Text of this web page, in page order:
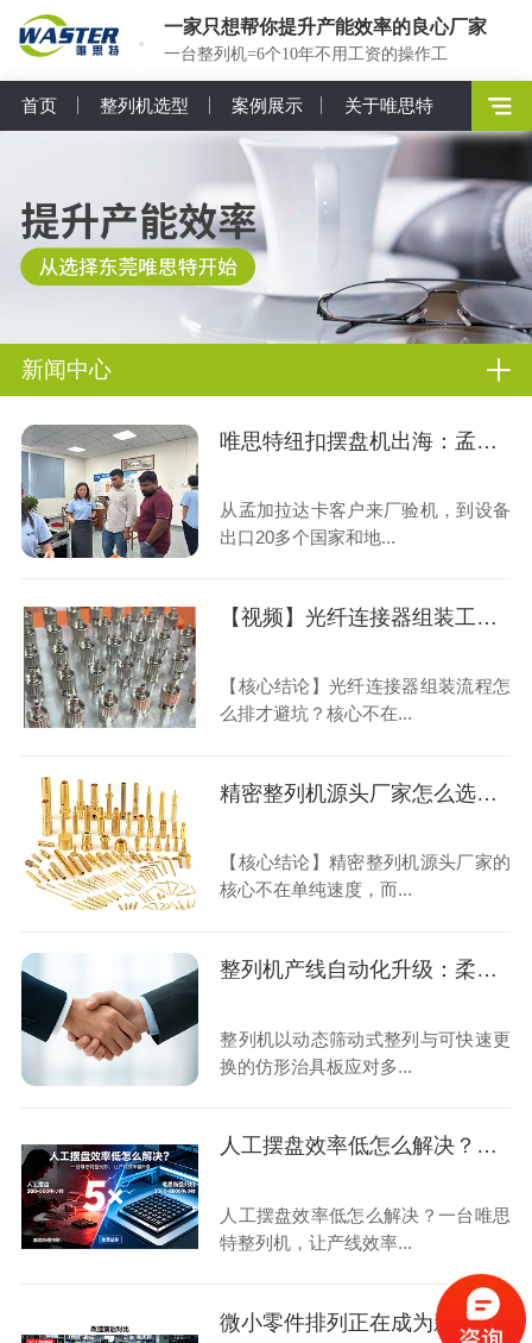
一家只想帮你提升产能效率的良心厂家
一台整列机=6个10年不用工资的操作工
首页 整列机选型 案例展示 关于唯思特
新闻中心
唯思特纽扣摆盘机出海：孟加拉客户来厂验机纪实
从孟加拉达卡客户来厂验机，到设备
出口20多个国家和地...
【视频】光纤连接器组装工艺：整列机排陶瓷插芯与金属外壳，翻转180°套弹簧一次到位
【核心结论】光纤连接器组装流程怎
么排才避坑？核心不在...
精密整列机源头厂家怎么选？20年老师傅讲清换产与精度
【核心结论】精密整列机源头厂家的
核心不在单纯速度，而...
整列机产线自动化升级：柔性换产与OEE效率优化实践指南
整列机以动态筛动式整列与可快速更
换的仿形治具板应对多...
人工摆盘效率低怎么解决？一台唯思特整列机，让产线效率翻5倍
人工摆盘效率低怎么解决？一台唯思
特整列机，让产线效率...
微小零件排列正在成为新瓶颈